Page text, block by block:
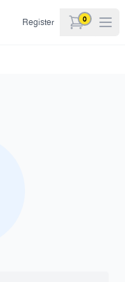
Register 0
items in